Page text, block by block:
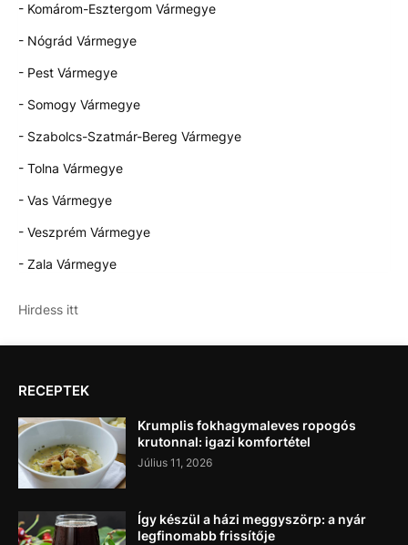
- Komárom-Esztergom Vármegye
- Nógrád Vármegye
- Pest Vármegye
- Somogy Vármegye
- Szabolcs-Szatmár-Bereg Vármegye
- Tolna Vármegye
- Vas Vármegye
- Veszprém Vármegye
- Zala Vármegye
Hirdess itt
RECEPTEK
Krumplis fokhagymaleves ropogós
krutonnal: igazi komfortétel
Július 11, 2026
Így készül a házi meggyszörp: a nyár
legfinomabb frissítője